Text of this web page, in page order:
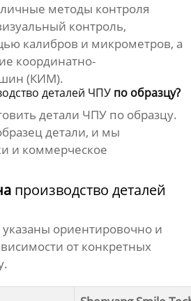
методы контроля
контроль,
калибров и микрометров, а
координатно-
(КИМ).
деталей ЧПУ по образцу?
детали ЧПУ по образцу.
детали, и мы
и коммерческое
производство деталей
ориентировочно и
от конкретных